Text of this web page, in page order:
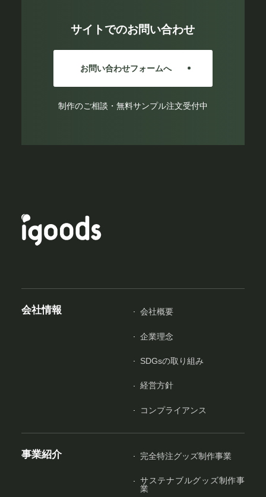
サイトでのお問い合わせ
お問い合わせフォームへ
制作のご相談・無料サンプル注文受付中
会社情報 会社概要
企業理念
SDGsの取り組み
経営方針
コンプライアンス
事業紹介 完全特注グッズ制作事業
サステナブルグッズ制作事
業